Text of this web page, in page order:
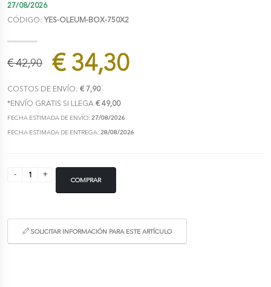
27/08/2026
CÓDIGO: YES-OLEUM-BOX-750X2
€ 34,30
€ 42,90
COSTOS DE ENVÍO: € 7,90
*ENVÍO GRATIS SI LLEGA € 49,00
FECHA ESTIMADA DE ENVÍO: 27/08/2026
FECHA ESTIMADA DE ENTREGA: 28/08/2026
COMPRAR
SOLICITAR INFORMACIÓN PARA ESTE ARTÍCULO